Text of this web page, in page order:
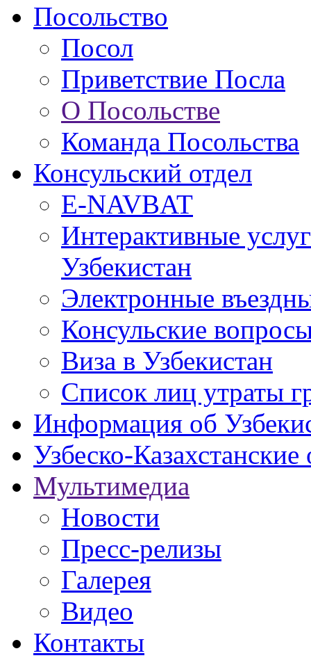
Посольство
Посол
Приветствие Посла
О Посольстве
Команда Посольства
Консульский отдел
E-NAVBAT
Интерактивные
Узбекистан
Электронные
Консульские
Виза в Узбекистан
Список лиц утраты
Информация об
Узбеско-
Мультимедиа
Новости
Пресс-релизы
Галерея
Видео
Контакты